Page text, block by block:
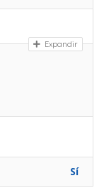
Expandir
Sí